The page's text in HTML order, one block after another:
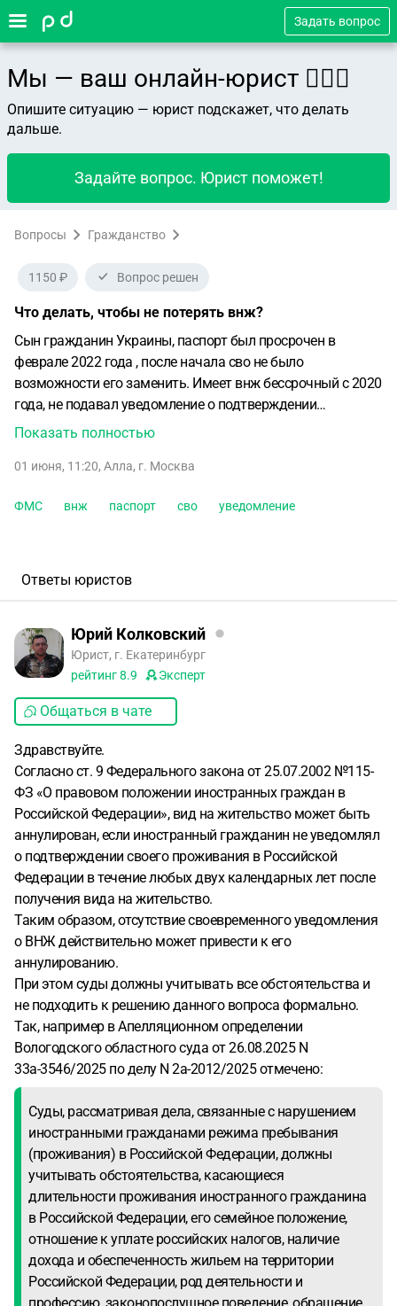
Задать вопрос
Мы — ваш онлайн-юрист 👨🏻‍⚖️
Опишите ситуацию — юрист подскажет, что делать
дальше.
Задайте вопрос. Юрист поможет!
Вопросы Гражданство
1150 ₽ Вопрос решен
Что делать, чтобы не потерять внж?
Сын гражданин Украины, паспорт был просрочен в
феврале 2022 года , после начала сво не было
возможности его заменить. Имеет внж бессрочный с 2020
года, не подавал уведомление о подтверждении
проживания по внж в 2023 и 2024 году. Неоднократно
какого нибудь документа подтверждающего личность. В
год. В 2026 году столкнулись с проблемой, что хотят
не потерять внж? В период с 2022 года по 2025 год
пожалуйста есть ли выход в данной ситуации
Показать полностью
01 июня, 11:20, Алла, г. Москва
ФМС внж паспорт сво уведомление
Ответы юристов
Юрий Колковский
Юрист, г. Екатеринбург
рейтинг8.9 Эксперт
Общаться в чате
Здравствуйте.
Согласно ст. 9 Федерального закона от 25.07.2002 №115-
ФЗ «О правовом положении иностранных граждан в
Российской Федерации», вид на жительство может быть
аннулирован, если иностранный гражданин не уведомлял
о подтверждении своего проживания в Российской
Федерации в течение любых двух календарных лет после
получения вида на жительство.
Таким образом, отсутствие своевременного уведомления
о ВНЖ действительно может привести к его
аннулированию.
При этом суды должны учитывать все обстоятельства и
не подходить к решению данного вопроса формально.
Так, например в Апелляционном определении
Вологодского областного суда от 26.08.2025 N
33а-3546/2025 по делу N 2а-2012/2025 отмечено:
Суды, рассматривая дела, связанные с нарушением
иностранными гражданами режима пребывания
(проживания) в Российской Федерации, должны
учитывать обстоятельства, касающиеся
длительности проживания иностранного гражданина
в Российской Федерации, его семейное положение,
отношение к уплате российских налогов, наличие
дохода и обеспеченность жильем на территории
Российской Федерации, род деятельности и